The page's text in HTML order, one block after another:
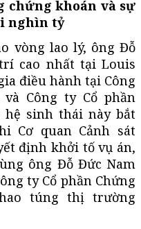
chứng khoán và sự
nghìn tỷ
vòng lao lý, ông Đỗ
cao nhất tại Louis
điều hành tại Công
Công ty Cổ phần
hệ sinh thái này bắt
Cơ quan Cảnh sát
định khởi tố vụ án,
ông Đỗ Đức Nam
ty Cổ phần Chứng
túng thị trường